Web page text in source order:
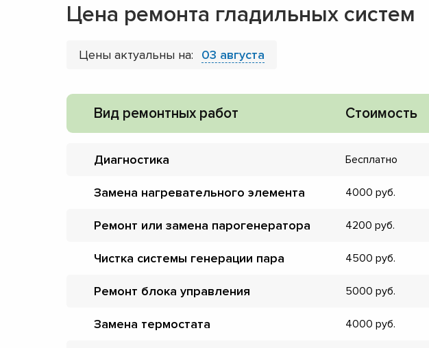
Цена ремонта гладильных систем
Цены актуальны на: 03 августа
Вид ремонтных работ Стоимость
Диагностика Бесплатно
Замена нагревательного элемента 4000
Ремонт или замена парогенератора 4200
Чистка системы генерации пара 4500
Ремонт блока управления 5000
Замена термостата 4000